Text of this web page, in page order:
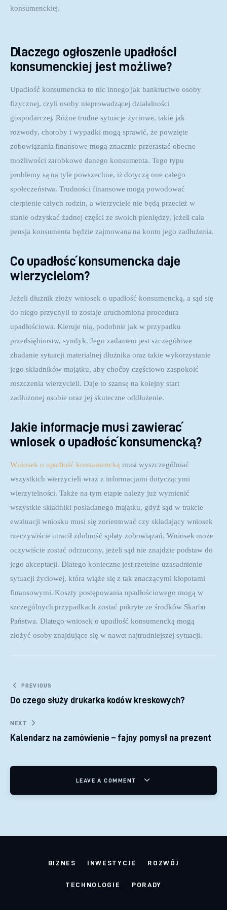
konsumenckiej.
Dlaczego ogłoszenie upadłości
konsumenckiej jest możliwe?
Upadłość konsumencka to nic innego jak bankructwo osoby
fizycznej, czyli osoby nieprowadzącej działalności
gospodarczej. Różne trudne sytuacje życiowe, takie jak
rozwody, choroby i wypadki mogą sprawić, że powzięte
zobowiązania finansowe mogą znacznie przerastać obecne
możliwości zarobkowe danego konsumenta. Tego typu
problemy są na tyle powszechne, iż dotyczą one całego
społeczeństwa. Trudności finansowe mogą powodować
cierpienie całych rodzin, a wierzyciele nie będą przecież w
stanie odzyskać żadnej części ze swoich pieniędzy, jeżeli cała
pensja konsumenta będzie zajmowana na konto jego zadłużenia.
Co upadłość konsumencka daje
wierzycielom?
Jeżeli dłużnik złoży wniosek o upadłość konsumencką, a sąd się
do niego przychyli to zostaje uruchomiona procedura
upadłościowa. Kieruje nią, podobnie jak w przypadku
przedsiębiorstw, syndyk. Jego zadaniem jest szczegółowe
zbadanie sytuacji materialnej dłużnika oraz takie wykorzystanie
jego składników majątku, aby choćby częściowo zaspokoić
roszczenia wierzycieli. Daje to szansę na kolejny start
zadłużonej osobie oraz jej skuteczne oddłużenie.
Jakie informacje musi zawierać
wniosek o upadłość konsumencką?
Wniosek o upadłość konsumencką musi wyszczególniać
wszystkich wierzycieli wraz z informacjami dotyczącymi
wierzytelności. Także na tym etapie należy już wymienić
wszystkie składniki posiadanego majątku, gdyż sąd w trakcie
ewaluacji wniosku musi się zorientować czy składający wniosek
rzeczywiście utracił zdolność spłaty zobowiązań. Wniosek może
oczywiście zostać odrzucony, jeżeli sąd nie znajdzie podstaw do
jego akceptacji. Dlatego konieczne jest rzetelne uzasadnienie
sytuacji życiowej, która wiąże się z tak znaczącymi kłopotami
finansowymi. Koszty postępowania upadłościowego mogą w
szczególnych przypadkach zostać pokryte ze środków Skarbu
Państwa. Dlatego wniosek o upadłość konsumencką mogą
złożyć osoby znajdujące się w nawet najtrudniejszej sytuacji.
Nawigacja wpisu
PREVIOUS
Do czego służy drukarka kodów kreskowych?
NEXT
Kalendarz na zamówienie – fajny pomysł na prezent
LEAVE A COMMENT
BIZNES INWESTYCJE ROZWÓJ
TECHNOLOGIE PORADY